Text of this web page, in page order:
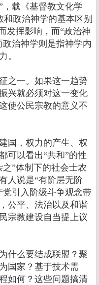
载《基督教文化学
和政治神学的基本区别
发挥影响，而“政治神
治神学则是指神学内
。
之一。如果这一趋势
兴就必须对这一变化
使公民宗教的意义不
国，权力的产生、权
可以看出“共和”的性
”体制下的社会士农
人说是“有阶层无阶
引入阶级斗争观念带
公平、法治以及和谐
宗教建设自当提上议
什么要结成联盟？聚
国家？基于技术需
如何？这些问题搞清